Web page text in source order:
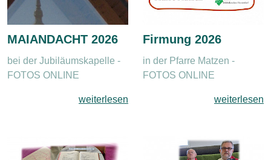
MAIANDACHT 2026
bei der Jubiläumskapelle -
FOTOS ONLINE
weiterlesen
Firmung 2026
in der Pfarre Matzen -
FOTOS ONLINE
weiterlesen